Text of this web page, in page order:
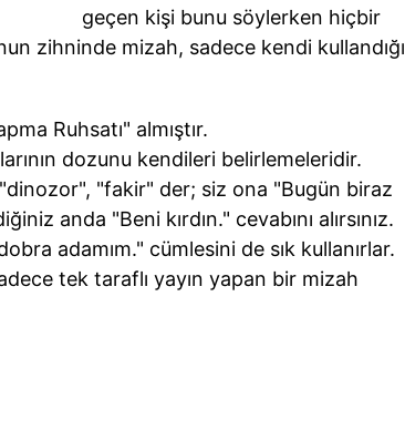
geçen kişi bunu söylerken hiçbir
zihninde mizah, sadece kendi kullandığı
Ruhsatı" almıştır.
dozunu kendileri belirlemeleridir.
"fakir" der; siz ona "Bugün biraz
anda "Beni kırdın." cevabını alırsınız.
adamım." cümlesini de sık kullanırlar.
tek taraflı yayın yapan bir mizah